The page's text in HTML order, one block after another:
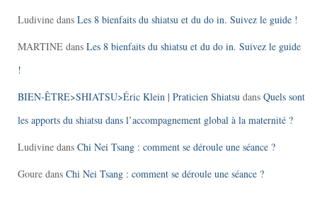
Ludivine dans Les 8 bienfaits du shiatsu et du do in. Suivez le guide !
MARTINE dans Les 8 bienfaits du shiatsu et du do in. Suivez le guide
!
BIEN-ÊTRE>SHIATSU>Éric Klein | Praticien Shiatsu dans Quels sont
les apports du shiatsu dans l’accompagnement global à la maternité ?
Ludivine dans Chi Nei Tsang : comment se déroule une séance ?
Goure dans Chi Nei Tsang : comment se déroule une séance ?